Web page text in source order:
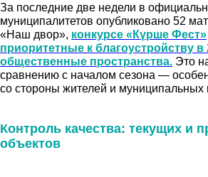
За последние две недели в
муниципалитетов опубликовано 52
«Наш двор», конкурсе «Күрше Фест»
приоритетные к благоустройству в
общественные пространства. Это
сравнению с началом сезона —
со стороны жителей и муниципальных
Контроль качества: текущих и
объектов